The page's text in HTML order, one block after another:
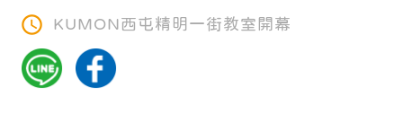
KUMON西屯精明一街教室開幕